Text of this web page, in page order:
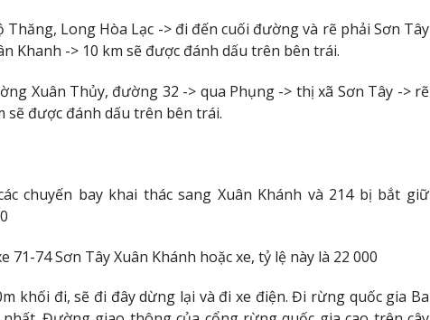
Long Hòa Lạc -> đi đến cuối đường và rẽ phải Sơn Tây
Khanh -> 10 km sẽ được đánh dấu trên bên trái.
Xuân Thủy, đường 32 -> qua Phụng -> thị xã Sơn Tây -> rẽ
sẽ được đánh dấu trên bên trái.
chuyến bay khai thác sang Xuân Khánh và 214 bị bắt giữ
71-74 Sơn Tây Xuân Khánh hoặc xe, tỷ lệ này là 22 000
khối đi, sẽ đi đây dừng lại và đi xe điện. Đi rừng quốc gia Ba